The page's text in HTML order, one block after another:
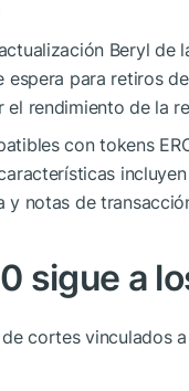
Beryl de
para retiros
rendimiento de la
con tokens
y notas de
sigue a
cortes vinculados